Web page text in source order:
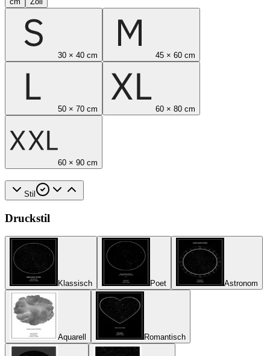
30 × 40 cm 45 × 60 cm
50 × 70 cm 60 × 80 cm
60 × 90 cm
Stil
Druckstil
Klassisch Poet Astronom
Aquarell Romantisch